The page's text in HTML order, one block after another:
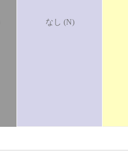
なし (N)